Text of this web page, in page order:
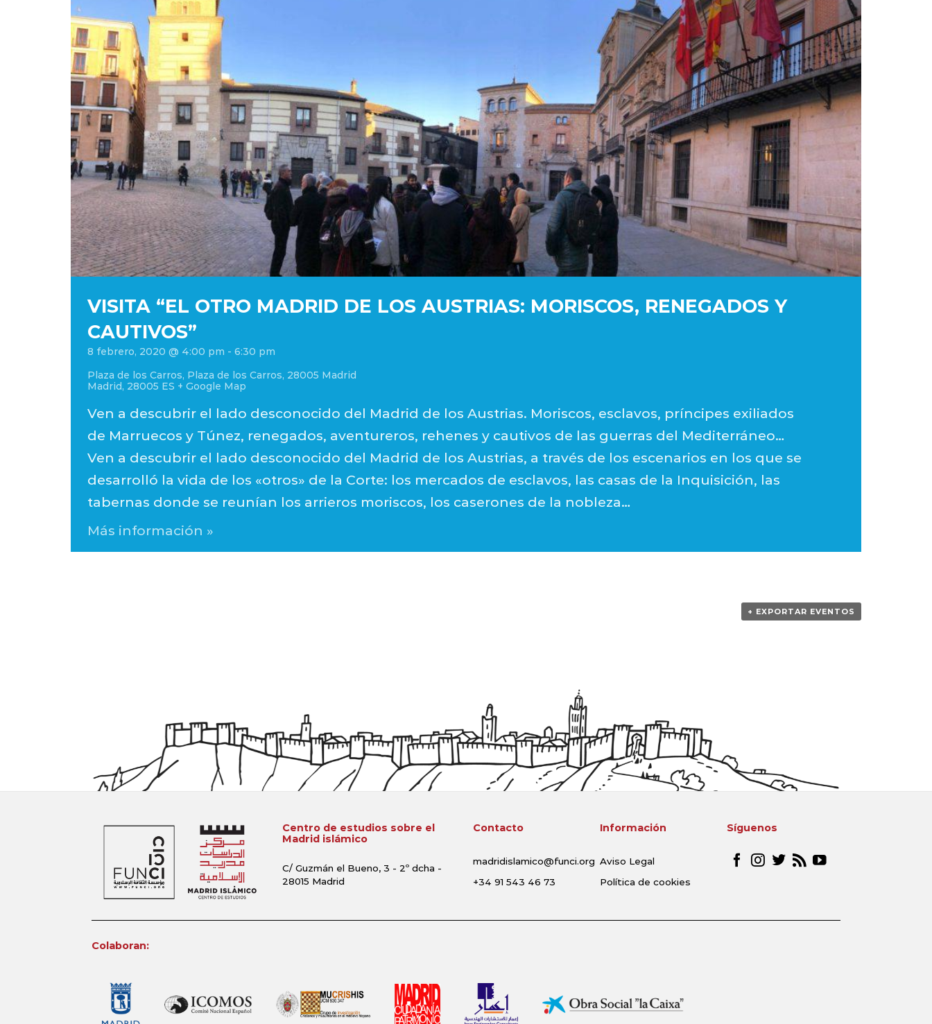
navegación
VISITA “EL OTRO MADRID DE LOS AUSTRIAS: MORISCOS, RENEGADOS Y
CAUTIVOS”
8 febrero, 2020 @ 4:00 pm - 6:30 pm
Plaza de los Carros, Plaza de los Carros, 28005 Madrid
Madrid, 28005 ES + Google Map
Ven a descubrir el lado desconocido del Madrid de los Austrias. Moriscos, esclavos, príncipes exiliados
de Marruecos y Túnez, renegados, aventureros, rehenes y cautivos de las guerras del Mediterráneo…
Ven a descubrir el lado desconocido del Madrid de los Austrias, a través de los escenarios en los que se
desarrolló la vida de los «otros» de la Corte: los mercados de esclavos, las casas de la Inquisición, las
tabernas donde se reunían los arrieros moriscos, los caserones de la nobleza…
Más información »
+ EXPORTAR EVENTOS
Centro de estudios sobre el
Madrid islámico
C/ Guzmán el Bueno, 3 - 2º dcha -
28015 Madrid
Contacto
madridislamico@funci.org
+34 91 543 46 73
Información
Aviso Legal
Política de cookies
Síguenos
Colaboran: